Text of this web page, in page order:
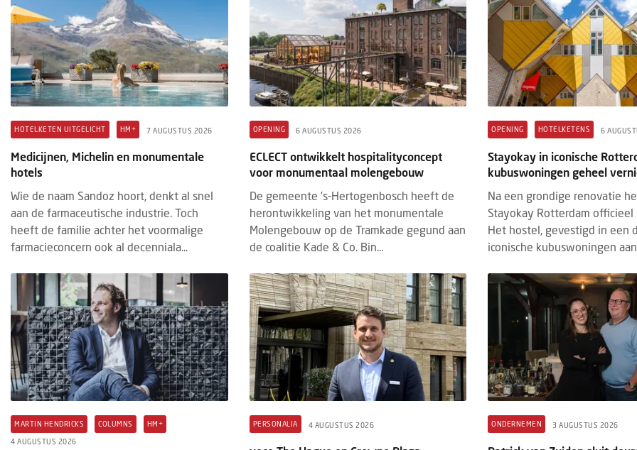
HOTELKETEN UITGELICHT HM+ 7 AUGUSTUS 2026
Medicijnen, Michelin en monumentale
hotels
Wie de naam Sandoz hoort, denkt al snel
aan de farmaceutische industrie. Toch
heeft de familie achter het voormalige
farmacieconcern ook al decenniala...
OPENING 6 AUGUSTUS 2026
ECLECT ontwikkelt hospitalityconcept
voor monumentaal molengebouw
De gemeente ’s-Hertogenbosch heeft de
herontwikkeling van het monumentale
Molengebouw op de Tramkade gegund aan
de coalitie Kade & Co. Bin...
OPENING HOTELKETENS 6
Stayokay in iconische
kubuswoningen geheel
Na een grondige renovatie
Stayokay Rotterdam officieel
Het hostel, gevestigd in een
iconische kubuswoningen aan
MARTIN HENDRICKS COLUMNS HM+
4 AUGUSTUS 2026
PERSONALIA 4 AUGUSTUS 2026 ONDERNEMEN 3 AUGUSTUS 2026